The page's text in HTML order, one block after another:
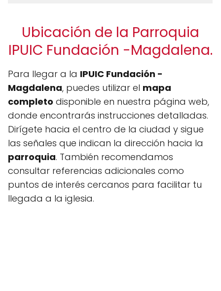
Ubicación de la Parroquia
IPUIC Fundación -Magdalena.
Para llegar a la IPUIC Fundación -
Magdalena, puedes utilizar el mapa
completo disponible en nuestra página web,
donde encontrarás instrucciones detalladas.
Dirígete hacia el centro de la ciudad y sigue
las señales que indican la dirección hacia la
parroquia. También recomendamos
consultar referencias adicionales como
puntos de interés cercanos para facilitar tu
llegada a la iglesia.